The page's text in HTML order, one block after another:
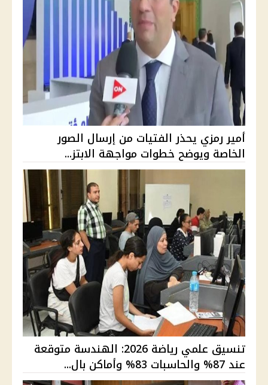
أمير رمزي يحذر الفتيات من إرسال الصور
الخاصة ويوضح خطوات مواجهة الابتز...
تنسيق علمي رياضة 2026: الهندسة متوقعة
عند 87% والحاسبات 83% وأماكن بال...